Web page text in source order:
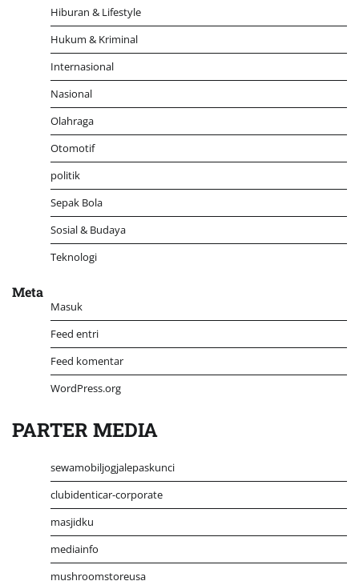
Hiburan & Lifestyle
Hukum & Kriminal
Internasional
Nasional
Olahraga
Otomotif
politik
Sepak Bola
Sosial & Budaya
Teknologi
Meta
Masuk
Feed entri
Feed komentar
WordPress.org
PARTER MEDIA
sewamobiljogjalepaskunci
clubidenticar-corporate
masjidku
mediainfo
mushroomstoreusa